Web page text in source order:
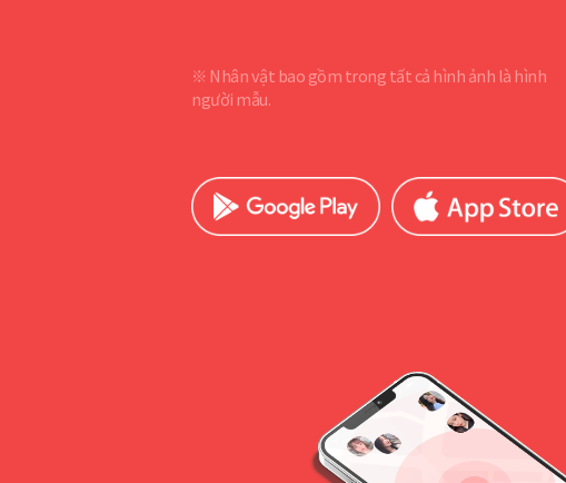
※ Nhân vật bao gồm trong tất cả hình ảnh là hình
người mẫu.